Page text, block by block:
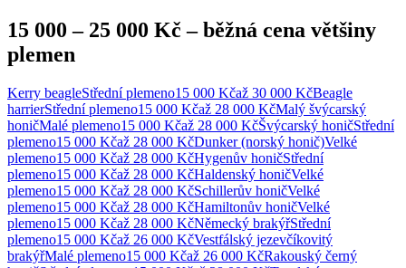
15 000 – 25 000 Kč –běžná cena většiny
plemen
Kerry beagleStředníplemeno15 000 Kčaž 30 000 KčBeagle
harrierStředníplemeno15 000 Kčaž 28 000 KčMalý švýcarský
honičMalé plemeno15 000 Kčaž 28 000 KčŠvýcarský honičStřední
plemeno15 000 Kčaž 28 000 KčDunker (norský honič)Velké
plemeno15 000 Kčaž 28 000 KčHygenův honičStřední
plemeno15 000 Kčaž 28 000 KčHaldenský honičVelké
plemeno15 000 Kčaž 28 000 KčSchillerův honičVelké
plemeno15 000 Kčaž 28 000 KčHamiltonův honičVelké
plemeno15 000 Kčaž 28 000 KčNěmecký brakýřStřední
plemeno15 000 Kčaž 26 000 KčVestfálský jezevčíkovitý
brakýřMalé plemeno15 000 Kčaž 26 000 KčRakouský černý